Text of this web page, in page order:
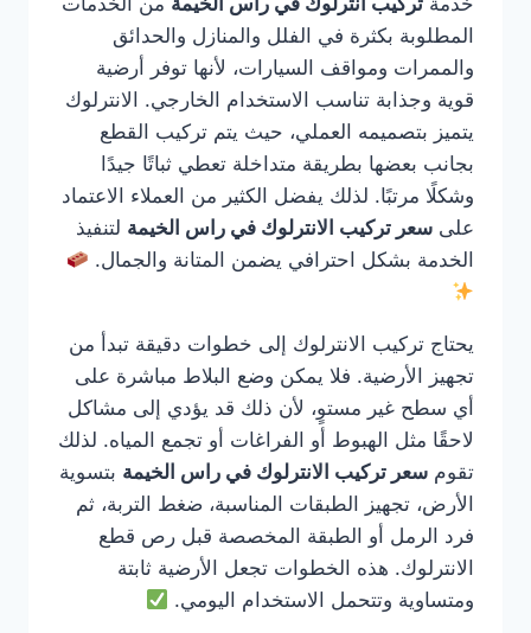
المطلوبة بكثرة في الفلل والمنازل والحدائق
والممرات ومواقف السيارات، لأنها توفر أرضية
قوية وجذابة تناسب الاستخدام الخارجي. الانترلوك
يتميز بتصميمه العملي، حيث يتم تركيب القطع
بجانب بعضها بطريقة متداخلة تعطي ثباتًا جيدًا
وشكلًا مرتبًا. لذلك يفضل الكثير من العملاء الاعتماد
على سعر تركيب الانترلوك في راس الخيمة لتنفيذ
الخدمة بشكل احترافي يضمن المتانة والجمال.
يحتاج تركيب الانترلوك إلى خطوات دقيقة تبدأ من
تجهيز الأرضية. فلا يمكن وضع البلاط مباشرة على
أي سطح غير مستوٍ، لأن ذلك قد يؤدي إلى مشاكل
لاحقًا مثل الهبوط أو الفراغات أو تجمع المياه. لذلك
تقوم سعر تركيب الانترلوك في راس الخيمة بتسوية
الأرض، تجهيز الطبقات المناسبة، ضغط التربة، ثم
فرد الرمل أو الطبقة المخصصة قبل رص قطع
الانترلوك. هذه الخطوات تجعل الأرضية ثابتة
ومتساوية وتتحمل الاستخدام اليومي.